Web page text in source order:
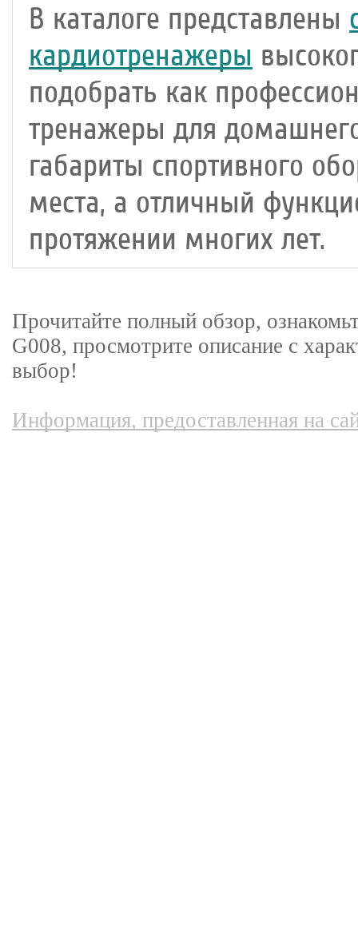
В каталоге представлены
кардиотренажеры
подобрать как
тренажеры для
габариты спортивного
места, а отличный
протяжении многих лет.
Прочитайте полный обзор,
G008, просмотрите описание с
выбор!
Информация, предоставленная на